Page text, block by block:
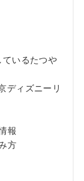
ているたつや
ディズニーリ
報
方